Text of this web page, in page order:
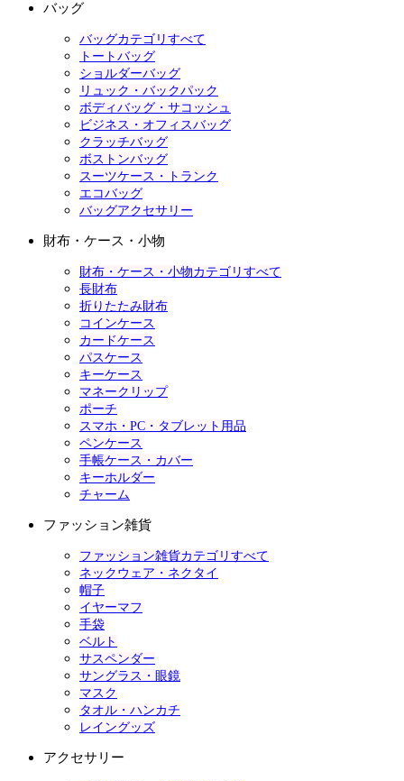
バッグ
バッグカテゴリすべて
トートバッグ
ショルダーバッグ
リュック・バックパック
ボディバッグ・サコッシュ
ビジネス・オフィスバッグ
クラッチバッグ
ボストンバッグ
スーツケース・トランク
エコバッグ
バッグアクセサリー
財布・ケース・小物
財布・ケース・小物カテゴリすべて
長財布
折りたたみ財布
コインケース
カードケース
パスケース
キーケース
マネークリップ
ポーチ
スマホ・PC・タブレット用品
ペンケース
手帳ケース・カバー
キーホルダー
チャーム
ファッション雑貨
ファッション雑貨カテゴリすべて
ネックウェア・ネクタイ
帽子
イヤーマフ
手袋
ベルト
サスペンダー
サングラス・眼鏡
マスク
タオル・ハンカチ
レイングッズ
アクセサリー